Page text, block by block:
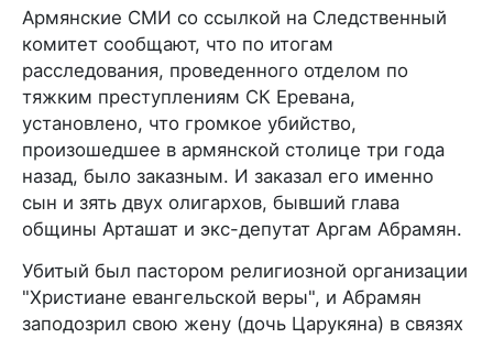
Армянские СМИ со ссылкой на Следственный
комитет сообщают, что по итогам
расследования, проведенного отделом по
тяжким преступлениям СК Еревана,
установлено, что громкое убийство,
произошедшее в армянской столице три года
назад, было заказным. И заказал его именно
сын и зять двух олигархов, бывший глава
общины Арташат и экс-депутат Аргам Абрамян.
Убитый был пастором религиозной организации
"Христиане евангельской веры", и Абрамян
заподозрил свою жену (дочь Царукяна) в связях